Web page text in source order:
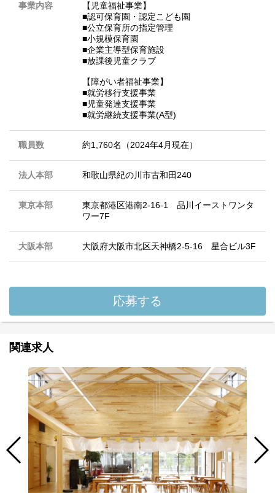
事業内容
【児童福祉事業】
■認可保育園・認定こども園
■公立保育所の指定管理
■小規模保育園
■企業主導型保育施設
■放課後児童クラブ
【障がい者福祉事業】
■就労移行支援事業
■児童発達支援事業
■就労継続支援事業(A型)
職員数 約1,760名（2024年4月現在）
法人本部 和歌山県紀の川市古和田240
東京本部
東京都港区港南2-16-1 品川イーストワンタ
ワー7F
大阪本部 大阪府大阪市北区天神橋2-5-16 星合ビル3F
応募する
関連求人